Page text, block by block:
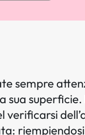
sempre
sua
verificarsi